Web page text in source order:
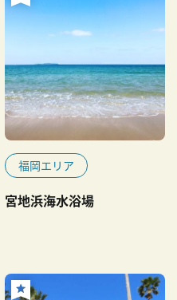
福岡エリア
宮地浜海水浴場